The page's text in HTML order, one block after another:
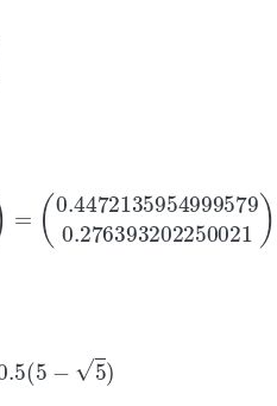
( 0.5(1+5)1)=
),v1=1
− 5 )1 )
0.5(5−5